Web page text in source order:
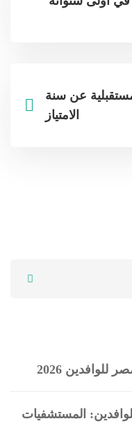
عن سنة
الامتياز
2026
المستشفيات